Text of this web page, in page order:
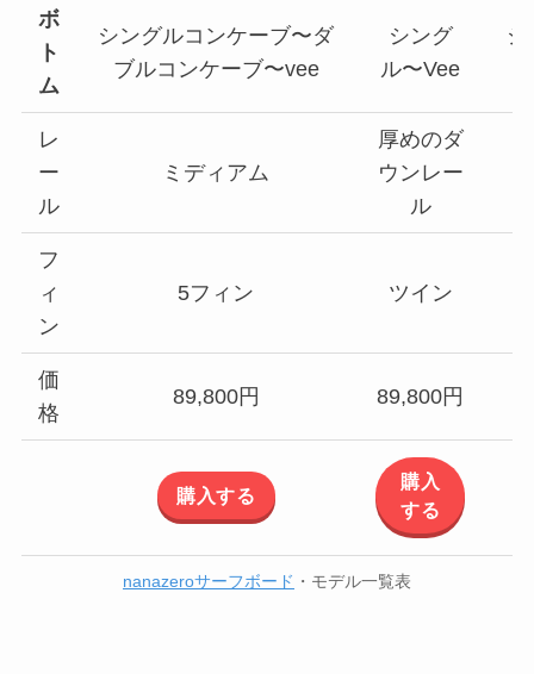
ボ
ト
ム
シングルコンケーブ〜ダ
ブルコンケーブ〜vee
シング
ル〜Vee
レ
ー
ル
ミディアム
厚めのダ
ウンレー
ル
フ
ィ
ン
5フィン ツイン
価
格
89,800円 89,800円
購入する
購入
する
nanazeroサーフボード ・モデル一覧表